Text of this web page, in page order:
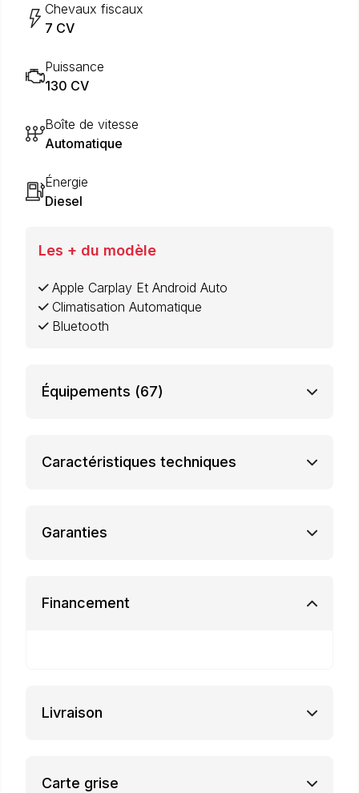
Chevaux fiscaux
7 CV
Puissance
130 CV
Boîte de vitesse
Automatique
Énergie
Diesel
Les + du modèle
Apple Carplay Et Android Auto
Climatisation Automatique
Bluetooth
Équipements (67)
Caractéristiques techniques
Garanties
Financement
Livraison
Carte grise